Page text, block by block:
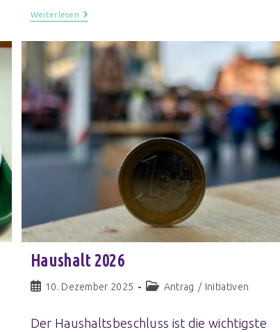
Weiterlesen
Haushalt 2026
10. Dezember 2025 Antrag / Initiativen
Der Haushaltsbeschluss ist die wichtigste